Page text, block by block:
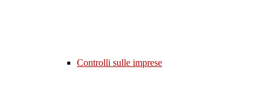
Controlli sulle imprese